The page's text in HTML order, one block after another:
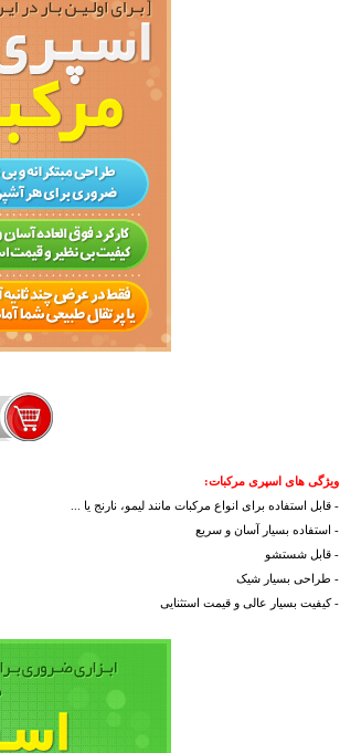
ویژگی های اسپری مرکبات:
- قابل استفاده برای انواع مرکبات مانند لیمو، نارنج یا ...
- استفاده بسیار آسان و سریع
- قابل شستشو
- طراحی بسیار شیک
- کیفیت بسیار عالی و قیمت استثنایی